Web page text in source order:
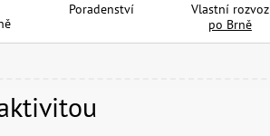
Poradenství
Vlastní rozvoz
po Brně